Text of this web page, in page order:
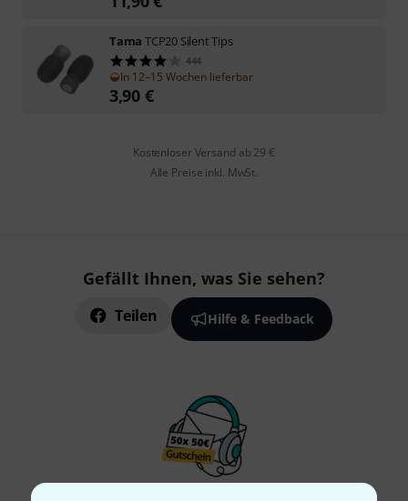
Tama TCP20 Silent Tips
444
In 12–15 Wochen lieferbar
3,90 €
Kostenloser Versand ab 29 €
Alle Preise inkl. MwSt.
Gefällt Ihnen, was Sie sehen?
Teilen Hilfe & Feedback